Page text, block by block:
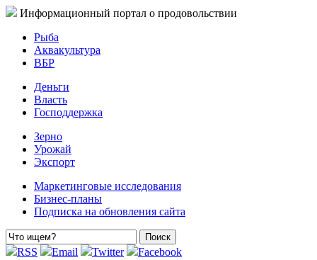
Информационный портал о продовольствии
Рыба
Аквакультура
ВБР
Деньги
Власть
Господдержка
Зерно
Урожай
Экспорт
Маркетинговые исследования
Бизнес-планы
Подписка на обновления сайта
RSS Email Twitter Facebook